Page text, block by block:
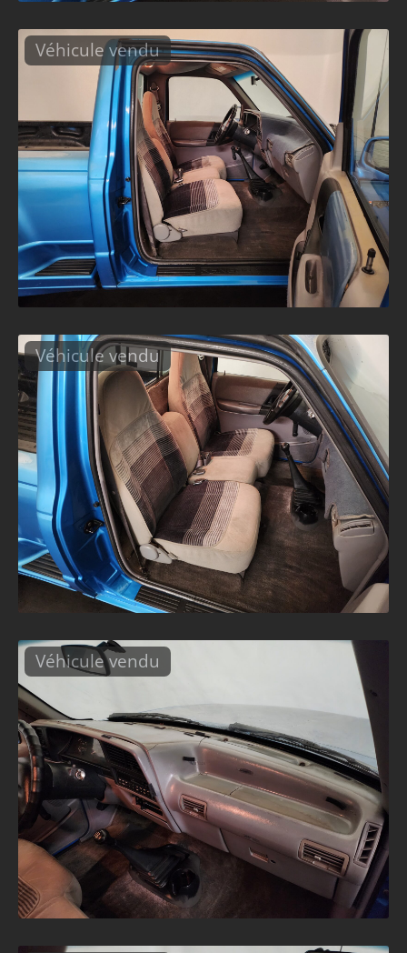
Véhicule vendu
Véhicule vendu
Véhicule vendu